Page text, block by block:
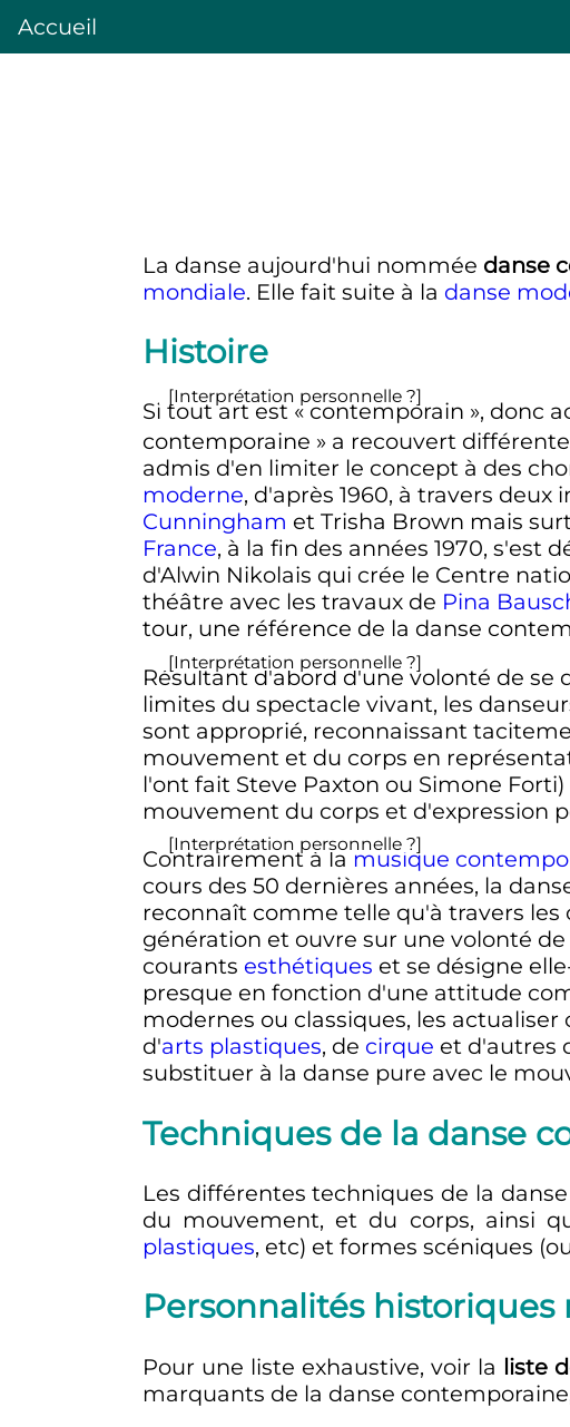
Accueil
La danse aujourd'hui nommée danse
mondiale. Elle fait suite à la danse
Histoire
Si tout art est « contemporain », donc
contemporaine » a recouvert
admis d'en limiter le concept à des
moderne, d'après 1960, à travers
Cunningham et Trisha Brown mais
France, à la fin des années 1970, s'est
d'Alwin Nikolais qui crée le Centre
théâtre avec les travaux de Pina
tour, une référence de la danse
[Interprétation personnelle ?]
Résultant d'abord d'une volonté de se
limites du spectacle vivant, les
sont approprié, reconnaissant
mouvement et du corps en
l'ont fait Steve Paxton ou Simone
mouvement du corps et d'expression
[Interprétation personnelle ?]
Contrairement à la musique
cours des 50 dernières années, la
reconnaît comme telle qu'à travers
génération et ouvre sur une volonté
courants esthétiques et se désigne
presque en fonction d'une attitude
modernes ou classiques, les
d'arts plastiques, de cirque et d'autres
substituer à la danse pure avec le
[Interprétation personnelle ?]
Techniques de la danse
Les différentes techniques de la
du mouvement, et du corps, ainsi
plastiques, etc) et formes scéniques
Personnalités historiques
Pour une liste exhaustive, voir la liste
marquants de la danse